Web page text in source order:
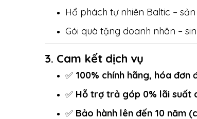
Hổ phách tự nhiên Baltic –
Gói quà tặng doanh nhân –
3. Cam kết dịch vụ
✅ 100% chính hãng, hóa
✅ Hỗ trợ trả góp 0% lãi suất
✅ Bảo hành lên đến 10 năm